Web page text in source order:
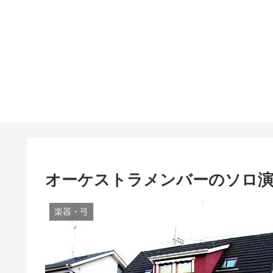
オーケストラメンバーのソロ
楽器・弓